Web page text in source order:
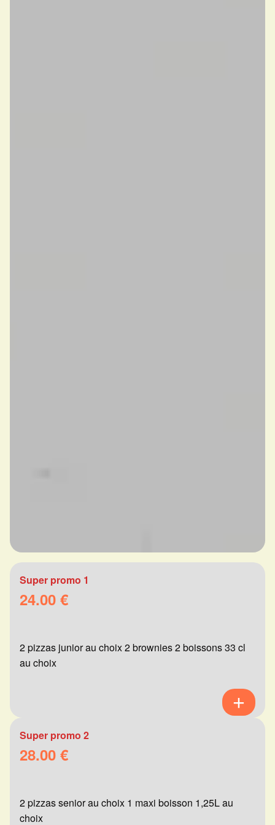
Super promo 1
24.00 €
2 pizzas junior au choix 2 brownies 2 boissons 33 cl
au choix
Super promo 2
28.00 €
2 pizzas senior au choix 1 maxi boisson 1,25L au
choix